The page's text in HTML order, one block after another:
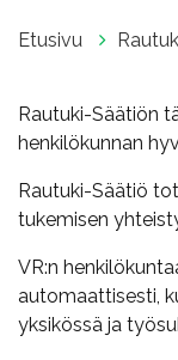
Etusivu
Rautuki-Säätiön
henkilökunnan
Rautuki-Säätiö
tukemisen
VR:n
automaattisesti,
yksikössä ja